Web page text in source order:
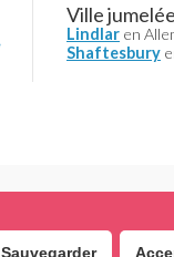
Sauvegarder
Ville
Lindlar en
Shaftesbury